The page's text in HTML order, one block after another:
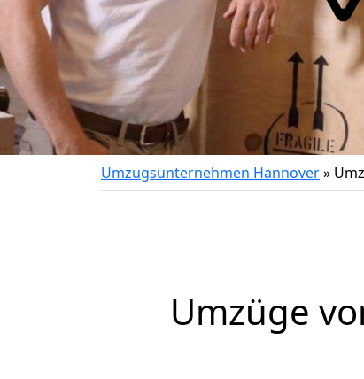
Umzugsunternehmen Hannover»
Umzüge